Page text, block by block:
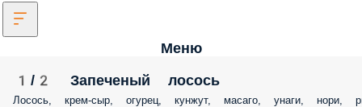
Меню
1/2 Запеченый лосось
Лосось, крем-сыр, огурец, кунжут, масаго, унаги, нори,